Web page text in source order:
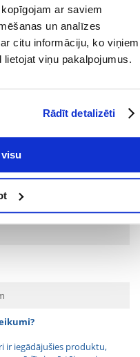
ar saviem
un analīzes
citu informāciju, ko viņiem
viņu pakalpojumus.
Rādīt detalizēti
cetearets-20, cetilspirts,
pantenols, butilēnglikols,
Citrus Limon augļu
PEG-90M,
linalols,
ir iegādājušies produktu,